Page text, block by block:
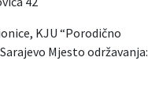
KJU “Porodično
Mjesto održavanja: